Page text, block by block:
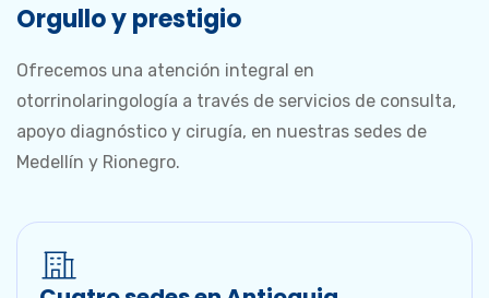
Orgullo y prestigio
Ofrecemos una atención integral en
otorrinolaringología a través de servicios de consulta,
apoyo diagnóstico y cirugía, en nuestras sedes de
Medellín y Rionegro.